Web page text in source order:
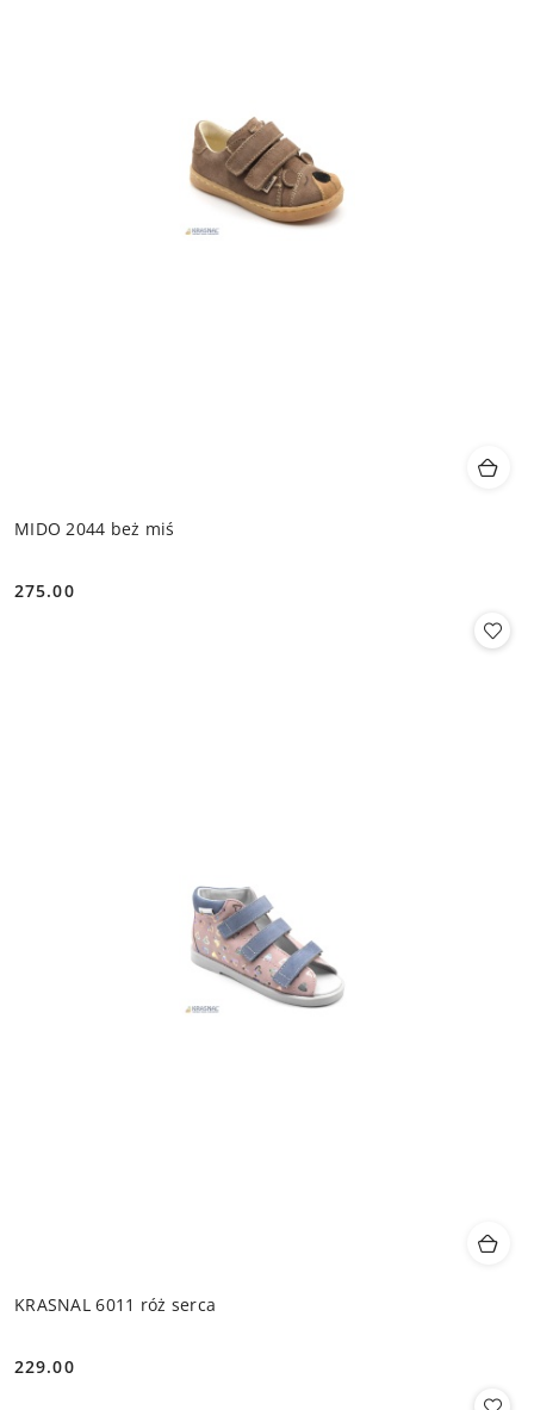
MIDO 2044 beż miś
Cena:
275.00
KRASNAL 6011 róż serca
Cena:
229.00